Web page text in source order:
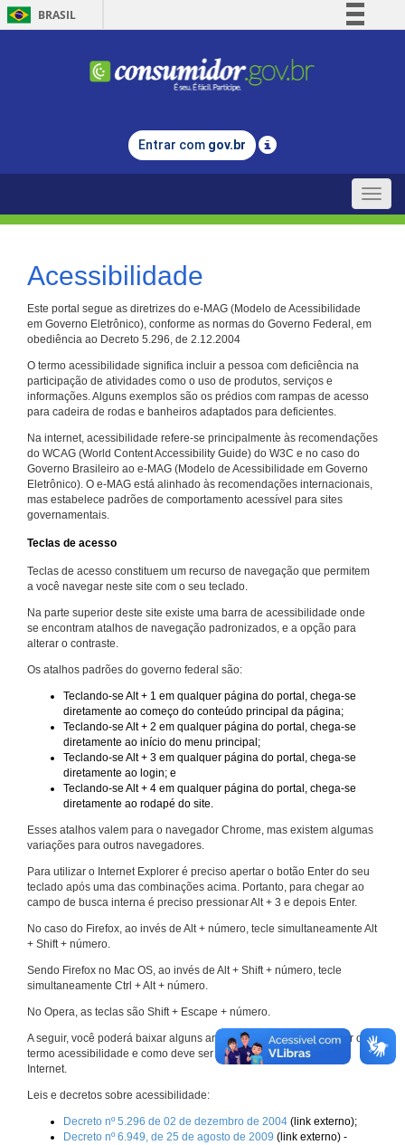
BRASIL
Comunica BR
Legislação
Entrar com gov.br
Toggle
Acessibilidade
Este portal segue as diretrizes do e-MAG (Modelo de Acessibilidade
em Governo Eletrônico), conforme as normas do Governo Federal, em
obediência ao Decreto 5.296, de 2.12.2004
O termo acessibilidade significa incluir a pessoa com deficiência na
participação de atividades como o uso de produtos, serviços e
informações. Alguns exemplos são os prédios com rampas de acesso
para cadeira de rodas e banheiros adaptados para deficientes.
Na internet, acessibilidade refere-se principalmente às recomendações
do WCAG (World Content Accessibility Guide) do W3C e no caso do
Governo Brasileiro ao e-MAG (Modelo de Acessibilidade em Governo
Eletrônico). O e-MAG está alinhado às recomendações internacionais,
mas estabelece padrões de comportamento acessível para sites
governamentais.
Teclas de acesso
Teclas de acesso constituem um recurso de navegação que permitem
a você navegar neste site com o seu teclado.
Na parte superior deste site existe uma barra de acessibilidade onde
se encontram atalhos de navegação padronizados, e a opção para
alterar o contraste.
Os atalhos padrões do governo federal são:
Teclando-se Alt + 1 em qualquer página do portal, chega-se
diretamente ao começo do conteúdo principal da página;
Teclando-se Alt + 2 em qualquer página do portal, chega-se
diretamente ao início do menu principal;
Teclando-se Alt + 3 em qualquer página do portal, chega-se
diretamente ao login; e
Teclando-se Alt + 4 em qualquer página do portal, chega-se
diretamente ao rodapé do site.
Esses atalhos valem para o navegador Chrome, mas existem algumas
variações para outros navegadores.
Para utilizar o Internet Explorer é preciso apertar o botão Enter do seu
teclado após uma das combinações acima. Portanto, para chegar ao
campo de busca interna é preciso pressionar Alt + 3 e depois Enter.
No caso do Firefox, ao invés de Alt + número, tecle simultaneamente Alt
+ Shift + número.
Sendo Firefox no Mac OS, ao invés de Alt + Shift + número, tecle
simultaneamente Ctrl + Alt + número.
No Opera, as teclas são Shift + Escape + número.
A seguir, você poderá baixar alguns arquivos que explicam melhor o
termo acessibilidade e como deve ser implementado nos sites da
Internet.
Leis e decretos sobre acessibilidade:
Decreto nº 5.296 de 02 de dezembro de 2004 (link externo);
Decreto nº 6.949, de 25 de agosto de 2009 (link externo) -